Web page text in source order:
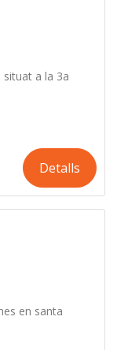
a la 3a
Detalls
en santa